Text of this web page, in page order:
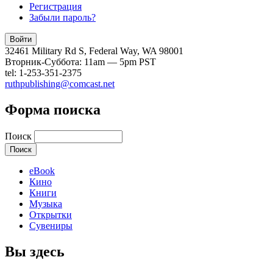
Регистрация
Забыли пароль?
32461 Military Rd S, Federal Way, WA 98001
Вторник-Суббота: 11am — 5pm PST
tel: 1-253-351-2375
ruthpublishing@comcast.net
Форма поиска
Поиск
eBook
Кино
Книги
Музыка
Открытки
Сувениры
Вы здесь